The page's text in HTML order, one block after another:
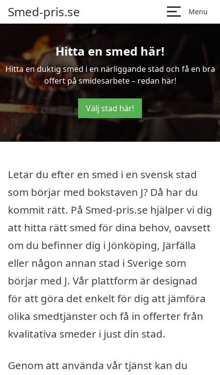
Smed-pris.se Menu
Hitta en smed här!
Hitta en duktig smed i en närliggande stad och få en bra
offert på smidesarbete – redan här!
Välj stad här!
Letar du efter en smed i en svensk stad
som börjar med bokstaven J? Då har du
kommit rätt. På Smed-pris.se hjälper vi dig
att hitta rätt smed för dina behov, oavsett
om du befinner dig i Jönköping, Järfälla
eller någon annan stad i Sverige som
börjar med J. Vår plattform är designad
för att göra det enkelt för dig att jämföra
olika smedtjänster och få in offerter från
kvalitativa smeder i just din stad.
Genom att använda vår tjänst kan du